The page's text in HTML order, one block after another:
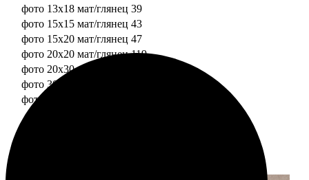
фото 13х18 мат/глянец 39
фото 15х15 мат/глянец 43
фото 15х20 мат/глянец 47
фото 20х20 мат/глянец 119
фото 20х30 мат/глянец
фото 30х30 мат/глянец
фото 30х40 мат/глянец